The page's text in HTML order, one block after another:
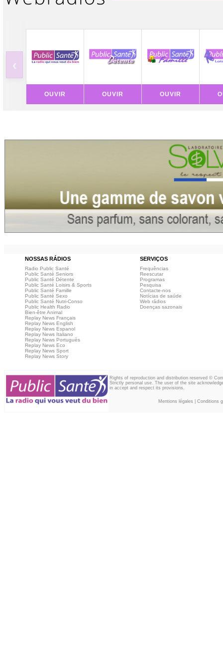
‹
OUVIR OUVIR OUVIR
NOSSAS RÁDIOS SERVIÇOS
Radio Public Santé
Public Santé Seniors
Public Santé Détente
Public Santé Loisirs & Sports
Public Santé Famille
Public Santé Sexo
Public Santé Nutri-Conso
Public Health Radio
Bien-être Animal
Replay News Français
Replay News English
Replay News Espanol
Replay News Italiano
Replay News Portuguès
Replay News Eco
Replay News Sport
Replay News Story
Frequências
Reescutar
Programas
Pesquisa
Contacte-nos
Notícias de saúde
Web rádios
Doenças sazonais
Rights of reproduction and distribution reserved ©
Strictly personal use. The user of the site
in accept and respect its provisions.
Mentions légales Conditions